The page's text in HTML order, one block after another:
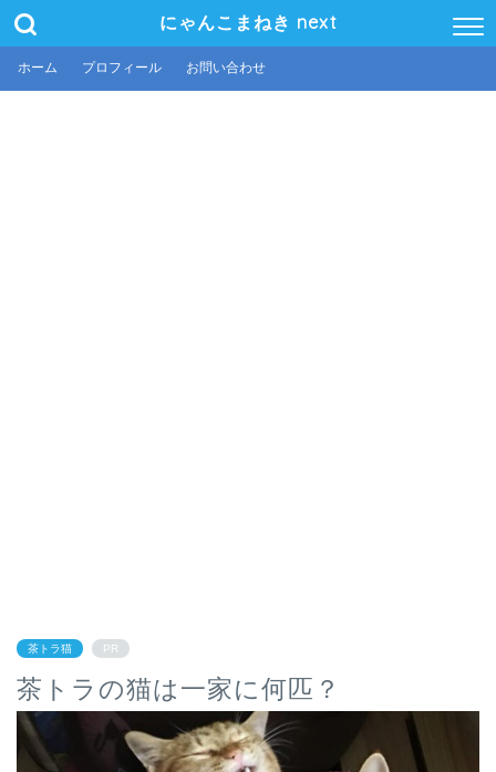
にゃんこまねき next
ホーム プロフィール お問い合わせ
茶トラ猫 PR
茶トラの猫は一家に何匹？